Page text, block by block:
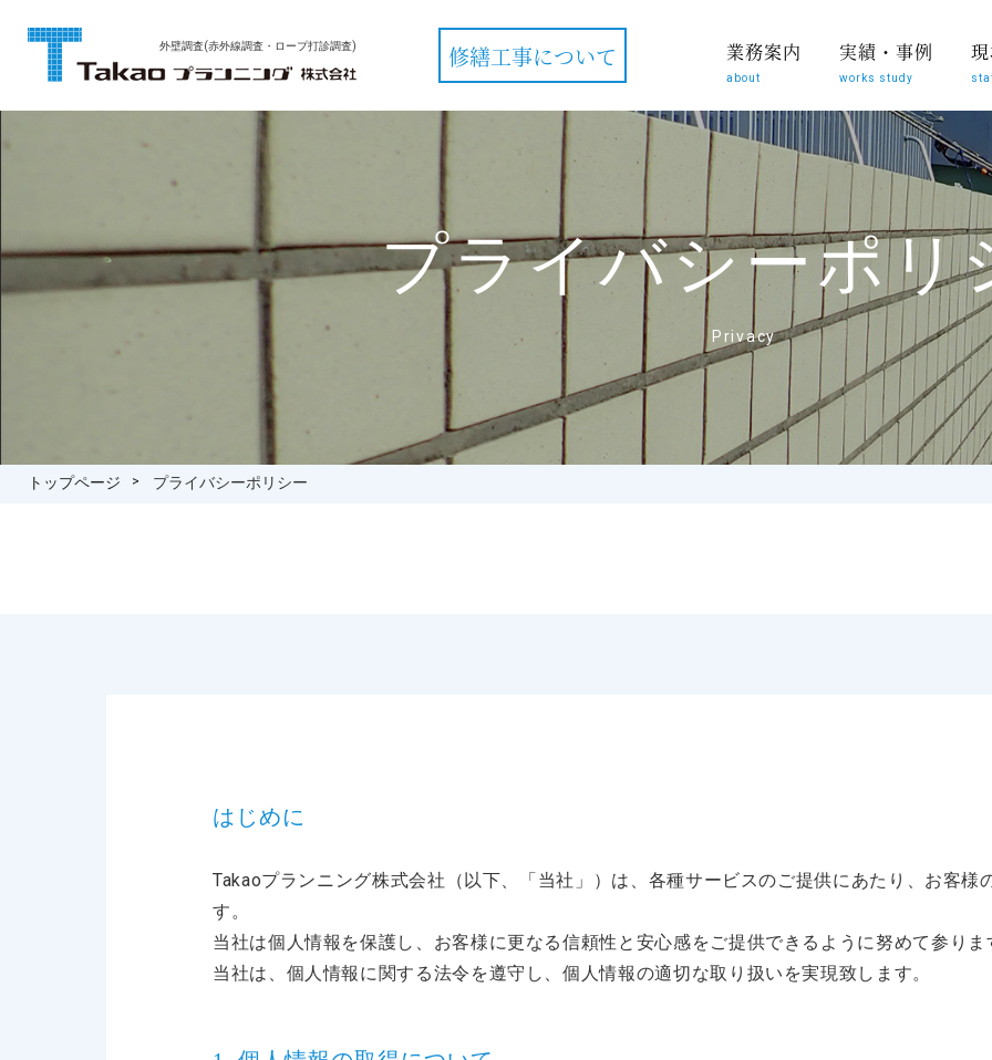
外壁調査(赤外線調査・ロープ打診調査) 修繕工事について 業務案内
about
実績・事例
works study
プライバシーポリ
Privacy
トップページ プライバシーポリシー
はじめに
Takaoプランニング株式会社（以下、「当社」）は、各種サービスのご提供にあたり、お客様
す。
当社は個人情報を保護し、お客様に更なる信頼性と安心感をご提供できるように努めて参りま
当社は、個人情報に関する法令を遵守し、個人情報の適切な取り扱いを実現致します。